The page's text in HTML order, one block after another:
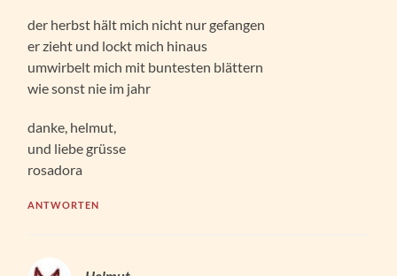
der herbst hält mich nicht nur gefangen
er zieht und lockt mich hinaus
umwirbelt mich mit buntesten blättern
wie sonst nie im jahr
danke, helmut,
und liebe grüsse
rosadora
ANTWORTEN